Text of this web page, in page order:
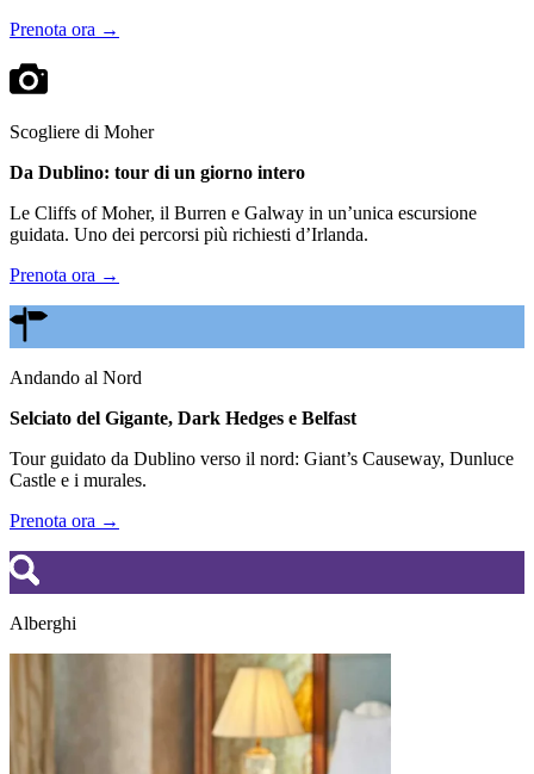
Prenota ora →
Scogliere di Moher
Da Dublino: tour di un giorno intero
Le Cliffs of Moher, il Burren e Galway in un’unica escursione
guidata. Uno dei percorsi più richiesti d’Irlanda.
Prenota ora →
Andando al Nord
Selciato del Gigante, Dark Hedges e Belfast
Tour guidato da Dublino verso il nord: Giant’s Causeway, Dunluce
Castle e i murales.
Prenota ora →
Alberghi